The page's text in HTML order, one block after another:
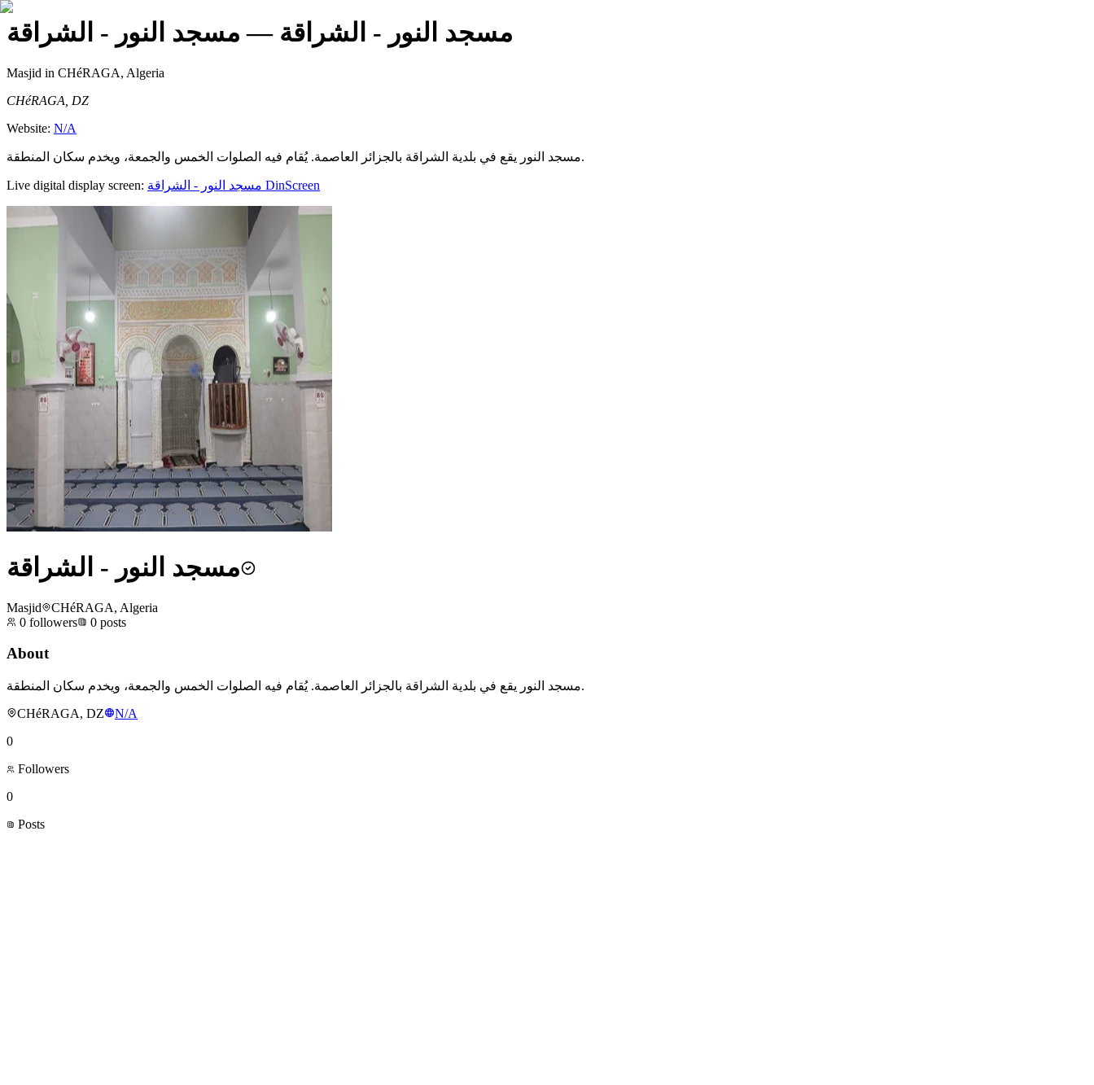
مسجد النور - الشراقة — مسجد النور - الشراقة
Masjid in CHéRAGA, Algeria
CHéRAGA, DZ
Website: N/A
مسجد النور يقع في بلدية الشراقة بالجزائر العاصمة. يُقام فيه الصلوات الخمس والجمعة، ويخدم سكان المنطقة.
Live digital display screen: مسجد النور - الشراقة DinScreen
مسجد النور - الشراقة
Masjid
CHéRAGA, Algeria
0 followers 0 posts
About
مسجد النور يقع في بلدية الشراقة بالجزائر العاصمة. يُقام فيه الصلوات الخمس والجمعة، ويخدم سكان المنطقة.
CHéRAGA, DZ
N/A
0
Followers
0
Posts